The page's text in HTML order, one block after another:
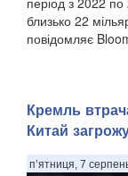
близько 22
повідомляє
Кремль
Китай
п’ятниця, 7